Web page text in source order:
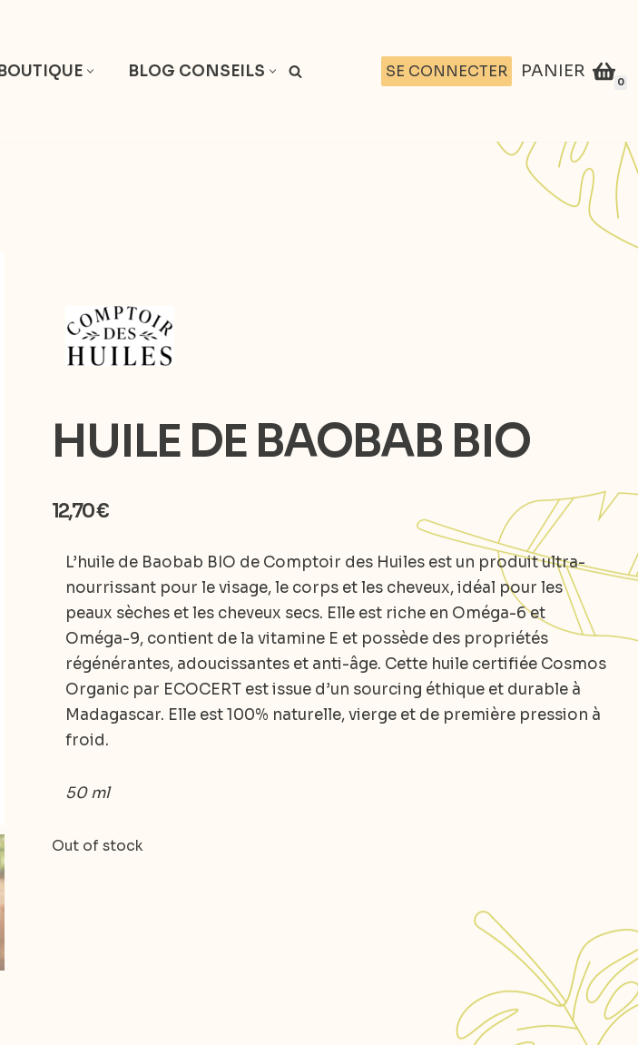
BOUTIQUE BLOG CONSEILS SE CONNECTER PANIER
0
HUILE DE BAOBAB BIO
12,70€
L’huile de Baobab BIO de Comptoir des Huiles est un produit ultra-
nourrissant pour le visage, le corps et les cheveux, idéal pour les
peaux sèches et les cheveux secs. Elle est riche en Oméga-6 et
Oméga-9, contient de la vitamine E et possède des propriétés
régénérantes, adoucissantes et anti-âge. Cette huile certifiée Cosmos
Organic par ECOCERT est issue d’un sourcing éthique et durable à
Madagascar. Elle est 100% naturelle, vierge et de première pression à
froid.
50 ml
Out of stock